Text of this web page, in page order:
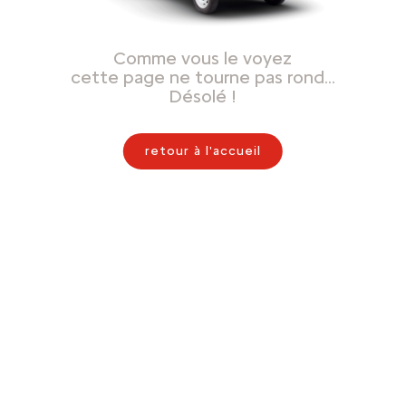
Comme vous le voyez
cette page ne tourne pas rond…
Désolé !
retour à l'accueil